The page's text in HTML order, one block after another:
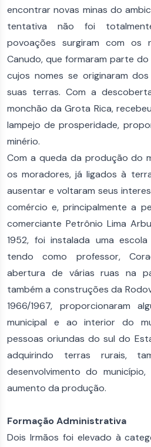
encontrar novas minas do
tentativa não foi
povoações surgiram com os
Canudo, que formaram parte
cujos nomes se originaram
suas terras. Com a
monchão da Grota Rica,
lampejo de prosperidade,
minério.
Com a queda da produção do
os moradores, já ligados à
ausentar e voltaram seus
comércio e, principalmente a
comerciante Petrônio Lima
1952, foi instalada uma
tendo como professor,
abertura de várias ruas na
também a construções da
1966/1967, proporcionaram
municipal e ao interior do
pessoas oriundas do sul do
adquirindo terras rurais,
desenvolvimento do
aumento da produção.
Formação Administrativa
Dois Irmãos foi elevado à